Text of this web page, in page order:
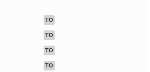
TO
TO
TO
TO